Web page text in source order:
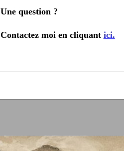
Une question ?
Contactez moi en cliquant ici.